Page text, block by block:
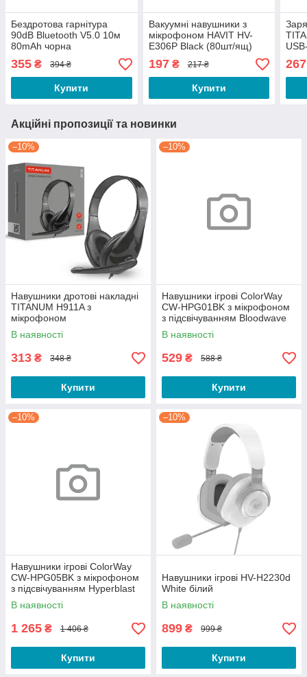
Бездротова гарнітура
90dB Bluetooth V5.0 10м
80mAh чорна
355 ₴ 394 ₴
Купити
Вакуумні навушники з
мікрофоном HAVIT HV-
E306P Black (80шт/ящ)
197₴ 217 ₴
Купити
267
Акційні пропозиції та новинки
–10%
Навушники дротові накладні
TITANUM H911A з
мікрофоном
В наявності
313 ₴ 348 ₴
Купити
–10%
Навушники ігрові ColorWay
CW-HPG01BK з мікрофоном
з підсвічуванням Bloodwave
чорний
В наявності
529 ₴ 588 ₴
Купити
–10%
Навушники ігрові ColorWay
CW-HPG05BK з мікрофоном
з підсвічуванням Hyperblast
чорний
В наявності
1 265 ₴ 1 406 ₴
Купити
–10%
Навушники ігрові HV-H2230d
White білий
В наявності
899 ₴ 999 ₴
Купити